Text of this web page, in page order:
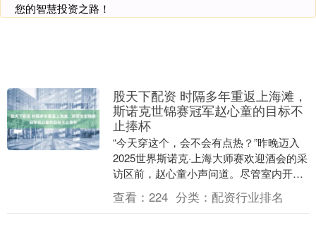
您的智慧投资之路！
股天下配资 时隔多年重返上海滩，
斯诺克世锦赛冠军赵心童的目标不
止捧杯
“今天穿这个，会不会有点热？”昨晚迈入
2025世界斯诺克·上海大师赛欢迎酒会的采
访区前，赵心童小声问道。尽管室内开着
空调，但穿着咖啡色套装，颇有些白领范
的新科斯....
查看： 224 分类： 配资行业排名